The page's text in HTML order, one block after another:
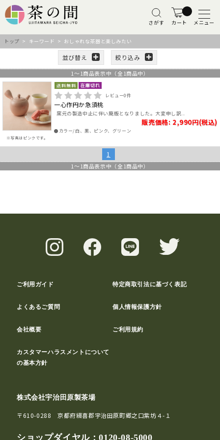
さがす カート メニュー
トップ > キーワード > おしゃれな茶器と楽しみたい
並び替え 絞り込み
1 ～ 1商品表示中（全 1商品中）
※写真はピンクです。
レビュー0件
一心作円か急須桃
窯元の製造中止に伴い廃版となりました。大変申し訳..
販売価格: 2,990円(税込)
●カラー/白、黒、ピンク、グリーン
1
1 ～ 1商品表示中（全 1商品中）
ご利用ガイド 特定商取引法に基づく表記
よくあるご質問 個人情報保護方針
会社概要 ご利用規約
カスタマーハラスメントについて
の基本方針
株式会社宇治田原製茶場
〒610-0288 京都府綴喜郡宇治田原町郷之口紫坊４-１
ショップダイヤル：0120-08-5000